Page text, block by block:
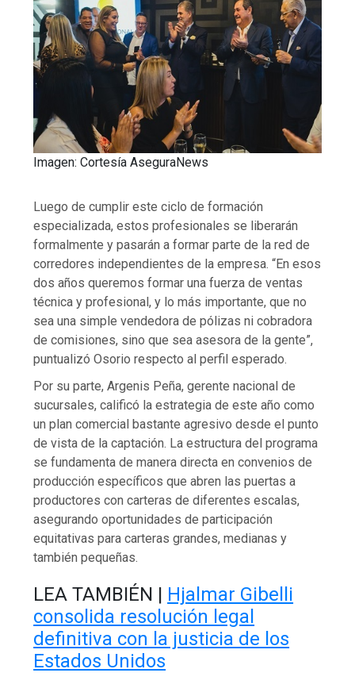
Imagen: Cortesía AseguraNews
Luego de cumplir este ciclo de formación
especializada, estos profesionales se liberarán
formalmente y pasarán a formar parte de la red de
corredores independientes de la empresa. “En esos
dos años queremos formar una fuerza de ventas
técnica y profesional, y lo más importante, que no
sea una simple vendedora de pólizas ni cobradora
de comisiones, sino que sea asesora de la gente”,
puntualizó Osorio respecto al perfil esperado.
Por su parte, Argenis Peña, gerente nacional de
sucursales, calificó la estrategia de este año como
un plan comercial bastante agresivo desde el punto
de vista de la captación. La estructura del programa
se fundamenta de manera directa en convenios de
producción específicos que abren las puertas a
productores con carteras de diferentes escalas,
asegurando oportunidades de participación
equitativas para carteras grandes, medianas y
también pequeñas.
LEA TAMBIÉN | Hjalmar Gibelli
consolida resolución legal
definitiva con la justicia de los
Estados Unidos